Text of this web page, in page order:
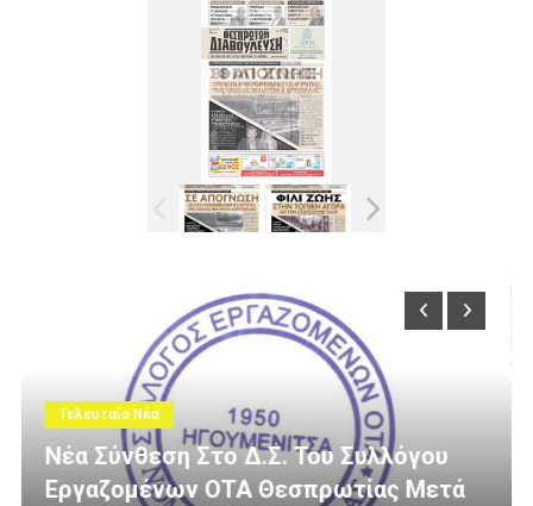
Μετά
Τελευταία Νέα
3 Εκατομμύρια Ευρώ Για Αγροτική